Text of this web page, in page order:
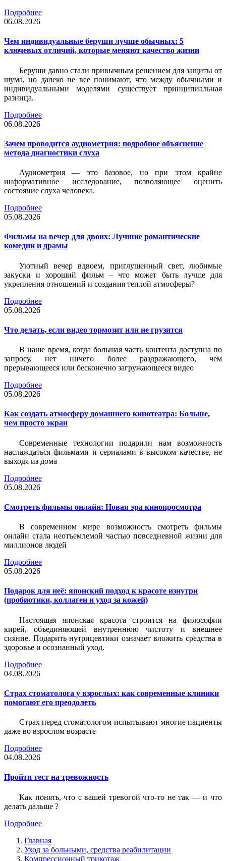
Подробнее
06.08.2026
Чем индивидуальные беруши лучше обычных: 5
ключевых отличий, которые меняют качество жизни
Беруши давно стали привычным решением для защиты от
шума, но далеко не все понимают, что между обычными и
индивидуальными моделями существует принципиальная
разница.
Подробнее
06.08.2026
Зачем проводится аудиометрия: подробное объяснение
метода диагностики слуха
Аудиометрия — это базовое, но при этом крайне
информативное исследование, позволяющее оценить
состояние слуха человека.
Подробнее
05.08.2026
Фильмы на вечер для двоих: Лучшие романтические
комедии и драмы
Уютный вечер вдвоем, приглушенный свет, любимые
закуски и хороший фильм – что может быть лучше для
укрепления отношений и создания теплой атмосферы?
Подробнее
05.08.2026
Что делать, если видео тормозит или не грузится
В наше время, когда большая часть контента доступна по
запросу, нет ничего более раздражающего, чем
прерывающееся или бесконечно загружающееся видео
Подробнее
05.08.2026
Как создать атмосферу домашнего кинотеатра: Больше,
чем просто экран
Современные технологии подарили нам возможность
наслаждаться фильмами и сериалами в высоком качестве, не
выходя из дома
Подробнее
05.08.2026
Смотреть фильмы онлайн: Новая эра кинопросмотра
В современном мире возможность смотреть фильмы
онлайн стала неотъемлемой частью повседневной жизни для
миллионов людей
Подробнее
05.08.2026
Подарок для неё: японский подход к красоте изнутри
(пробиотики, коллаген и уход за кожей)
Настоящая японская красота строится на философии
кирей, объединяющей внутреннюю чистоту и внешнее
сияние. Подарить нутрицевтики означает вложить средства в
здоровье и осознанный уход.
Подробнее
04.08.2026
Страх стоматолога у взрослых: как современные клиники
помогают его преодолеть
Страх перед стоматологом испытывают многие пациенты
даже во взрослом возрасте
Подробнее
04.08.2026
Пройти тест на тревожность
Как понять, что с вашей тревогой что-то не так — и что
делать дальше ?
Подробнее
Главная
Уход за больными, средства реабилитации
Компрессионный трикотаж